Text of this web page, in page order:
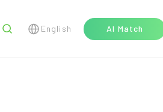
English AI Match